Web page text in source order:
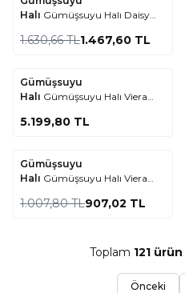
%10
Favorilere Ekle
Halı Gümüşsuyu Halı Daisy
1.630,66TL1.467,60 TL
Favorilere Ekle
Gümüşsuyu
Halı Gümüşsuyu Halı Viera
5.199,80 TL
%10
Favorilere Ekle
Gümüşsuyu
Halı Gümüşsuyu Halı Viera
1.007,80TL907,02 TL
Toplam 121 ürün
Önceki